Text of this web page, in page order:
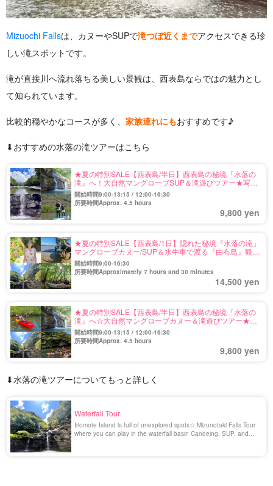
Mizuochi Fallsは、カヌーやSUPで滝つぼ近くまでアクセスできる珍
しい滝スポットです。
滝が直接川へ流れ落ちる美しい景観は、西表島ならではの魅力とし
て知られています。
比較的穏やかなコースが多く、 家族連れにもおすすめです♪
⬇︎おすすめの水落の滝ツアーはこちら
★夏の特別SALE【西表島/半日】西表島の秘境『水落の
滝』へ！大自然マングローブSUP＆滝遊びツアー★写真
無料＆送迎付き（No.109）
開始時間9:00-13:15 / 12:00-16:30
所要時間Approx. 4.5 hours
9,800 yen
★夏の特別SALE【西表島/1日】隠れた秘境『水落の滝』
マングローブカヌー/SUP＆水牛車で渡る『由布島』観光
ツアー★写真無料＆送迎付き（No.112）
開始時間9:00-16:30
所要時間Approximately 7 hours and 30 minutes
14,500 yen
★夏の特別SALE【西表島/半日】西表島の秘境『水落の
滝』へ☆大自然マングローブカヌー＆滝遊びツアー★写
真無料＆送迎付き（No.108）
開始時間9:00-13:15 / 12:00-16:30
所要時間Approx. 4.5 hours
9,800 yen
⬇︎水落の滝ツアーについてもっと詳しく
Waterfall Tour
Iriomote Island is full of unexplored spots☆ Mizunotaki Falls Tour
where you can play in the waterfall basin Canoeing, SUP, and